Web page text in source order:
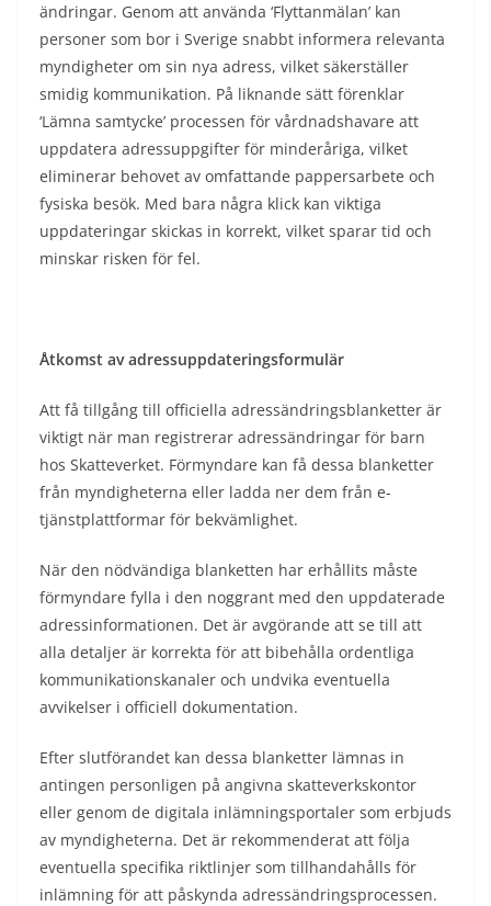
ändringar. Genom att använda ‘Flyttanmälan’ kan
personer som bor i Sverige snabbt informera relevanta
myndigheter om sin nya adress, vilket säkerställer
smidig kommunikation. På liknande sätt förenklar
‘Lämna samtycke’ processen för vårdnadshavare att
uppdatera adressuppgifter för minderåriga, vilket
eliminerar behovet av omfattande pappersarbete och
fysiska besök. Med bara några klick kan viktiga
uppdateringar skickas in korrekt, vilket sparar tid och
minskar risken för fel.
Åtkomst av adressuppdateringsformulär
Att få tillgång till officiella adressändringsblanketter är
viktigt när man registrerar adressändringar för barn
hos Skatteverket. Förmyndare kan få dessa blanketter
från myndigheterna eller ladda ner dem från e-
tjänstplattformar för bekvämlighet.
När den nödvändiga blanketten har erhållits måste
förmyndare fylla i den noggrant med den uppdaterade
adressinformationen. Det är avgörande att se till att
alla detaljer är korrekta för att bibehålla ordentliga
kommunikationskanaler och undvika eventuella
avvikelser i officiell dokumentation.
Efter slutförandet kan dessa blanketter lämnas in
antingen personligen på angivna skatteverkskontor
eller genom de digitala inlämningsportaler som erbjuds
av myndigheterna. Det är rekommenderat att följa
eventuella specifika riktlinjer som tillhandahålls för
inlämning för att påskynda adressändringsprocessen.